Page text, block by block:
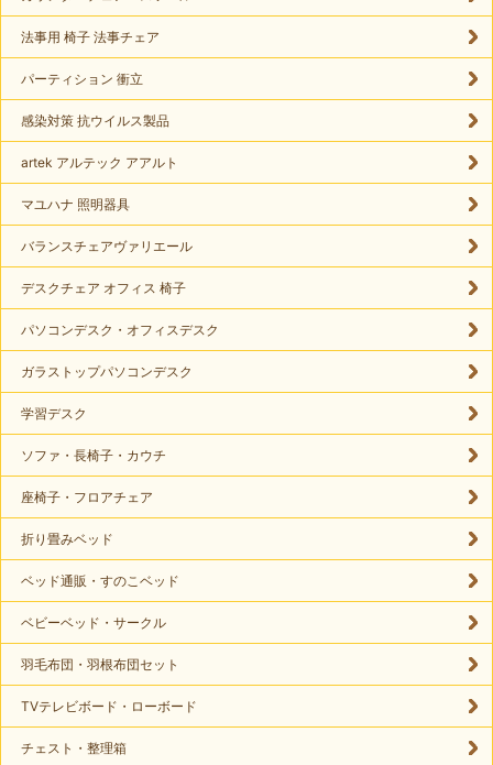
法事用 椅子 法事チェア
パーティション 衝立
感染対策 抗ウイルス製品
artek アルテック アアルト
マユハナ 照明器具
バランスチェアヴァリエール
デスクチェア オフィス 椅子
パソコンデスク・オフィスデスク
ガラストップパソコンデスク
学習デスク
ソファ・長椅子・カウチ
座椅子・フロアチェア
折り畳みベッド
ベッド通販・すのこベッド
ベビーベッド・サークル
羽毛布団・羽根布団セット
TVテレビボード・ローボード
チェスト・整理箱